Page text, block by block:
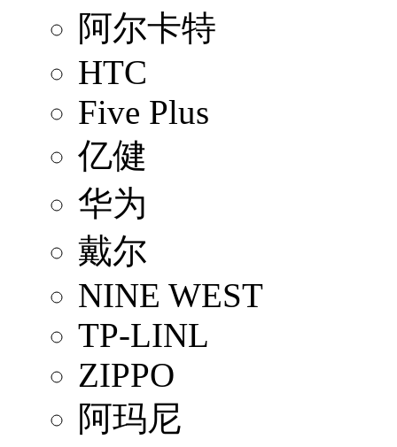
阿尔卡特
HTC
Five Plus
亿健
华为
戴尔
NINE WEST
TP-LINL
ZIPPO
阿玛尼